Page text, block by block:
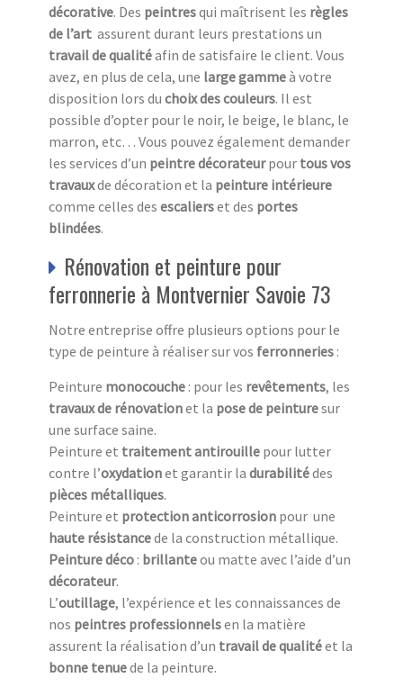
décorative. Des peintresqui maîtrisent les règles
de l’art assurent durant leurs prestations un
travail de qualitéafin de satisfaire le client. Vous
avez, en plus de cela, une large gammeà votre
disposition lors du choix des couleurs. Il est
possible d’opter pour le noir, le beige, le blanc, le
marron, etc… Vous pouvez également demander
les services d’un peintre décorateurpour tous vos
travauxde décoration et la peinture intérieure
comme celles des escalierset des portes
blindées.
Rénovation et peinture pour
ferronnerie à Montvernier Savoie 73
Notre entreprise offre plusieurs options pour le
type de peinture à réaliser sur vos ferronneries :
Peinture monocouche : pour les revêtements, les
travauxde rénovationet la pose de peinturesur
une surface saine.
Peinture et traitement antirouille pour lutter
contre l’oxydationet garantir la durabilitédes
pièces métalliques.
Peinture et protection anticorrosion pour une
haute résistancede la construction métallique.
Peinturedéco : brillanteou matte avec l’aide d’un
décorateur.
L’outillage, l’expérience et les connaissances de
nos peintres professionnelsen la matière
assurent la réalisation d’un travail de qualitéet la
bonne tenuede la peinture.